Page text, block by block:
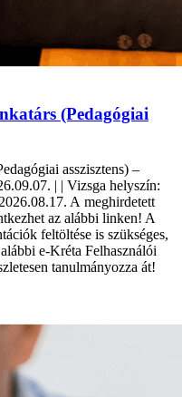
(Pedagógiai
asszisztens) –
| | Vizsga helyszín:
A meghirdetett
az alábbi linken! A
feltöltése is szükséges,
e-Kréta Felhasználói
tanulmányozza át!